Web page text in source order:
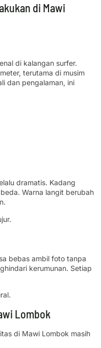
di Mawi
di kalangan surfer.
terutama di musim
dan pengalaman, ini
dramatis. Kadang
Warna langit berubah
bebas ambil foto tanpa
kerumunan. Setiap
Lombok
di Mawi Lombok masih